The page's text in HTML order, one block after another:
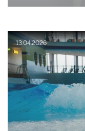
Veröffentlicht am:
13.04.2026